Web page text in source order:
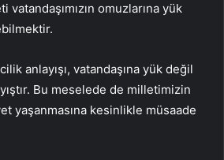
omuzlarına yük
anlayışı, vatandaşına yük değil
Bu meselede de milletimizin
yaşanmasına kesinlikle müsaade